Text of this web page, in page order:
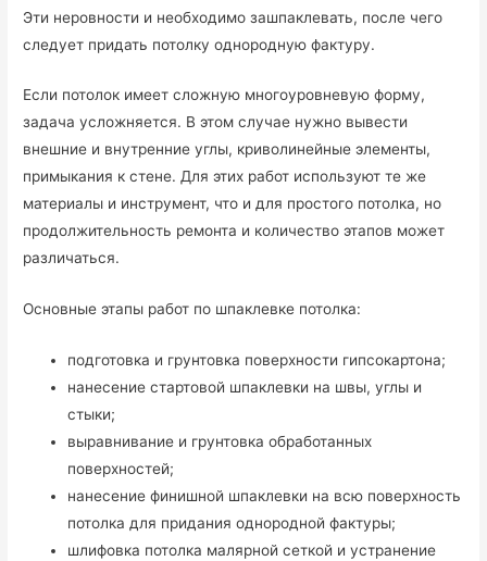
Эти неровности и необходимо зашпаклевать, после чего
следует придать потолку однородную фактуру.
Если потолок имеет сложную многоуровневую форму,
задача усложняется. В этом случае нужно вывести
внешние и внутренние углы, криволинейные элементы,
примыкания к стене. Для этих работ используют те же
материалы и инструмент, что и для простого потолка, но
продолжительность ремонта и количество этапов может
различаться.
Основные этапы работ по шпаклевке потолка:
подготовка и грунтовка поверхности гипсокартона;
нанесение стартовой шпаклевки на швы, углы и
стыки;
выравнивание и грунтовка обработанных
поверхностей;
нанесение финишной шпаклевки на всю поверхность
потолка для придания однородной фактуры;
шлифовка потолка малярной сеткой и устранение